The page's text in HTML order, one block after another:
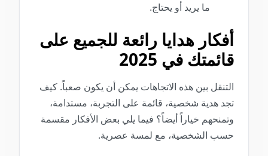
ما يريد أو يحتاج.
أفكار هدايا رائعة للجميع على
قائمتك في 2025
التنقل بين هذه الاتجاهات يمكن أن يكون صعباً. كيف
تجد هدية شخصية، قائمة على التجربة، مستدامة،
وتمنحهم خياراً أيضاً؟ فيما يلي بعض الأفكار مقسمة
حسب الشخصية، مع لمسة عصرية.